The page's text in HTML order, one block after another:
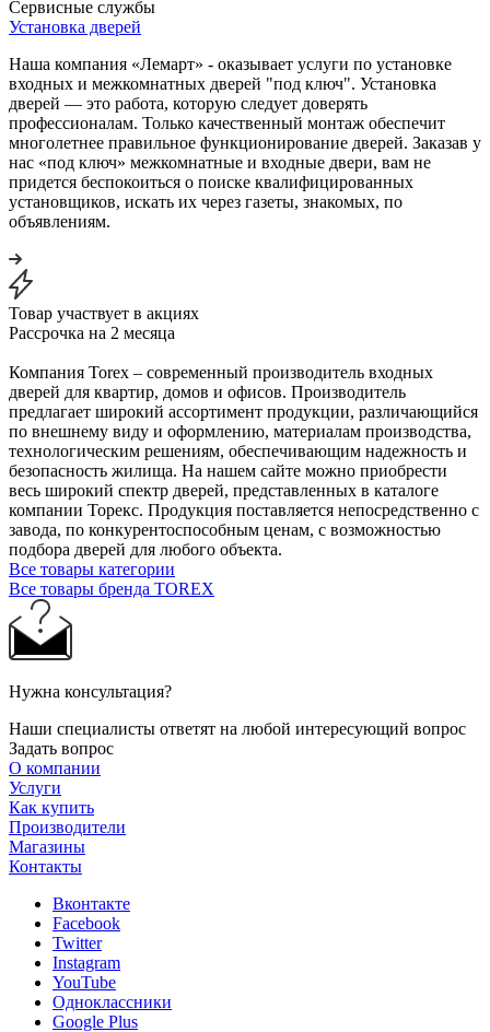
Сервисные службы
Установка дверей
Наша компания «Лемарт» - оказывает услуги по установке
входных и межкомнатных дверей "под ключ". Установка
дверей — это работа, которую следует доверять
профессионалам. Только качественный монтаж обеспечит
многолетнее правильное функционирование дверей. Заказав у
нас «под ключ» межкомнатные и входные двери, вам не
придется беспокоиться о поиске квалифицированных
установщиков, искать их через газеты, знакомых, по
объявлениям.
Товар участвует в акциях
Рассрочка на 2 месяца
Компания Torex – современный производитель входных
дверей для квартир, домов и офисов. Производитель
предлагает широкий ассортимент продукции, различающийся
по внешнему виду и оформлению, материалам производства,
технологическим решениям, обеспечивающим надежность и
безопасность жилища. На нашем сайте можно приобрести
весь широкий спектр дверей, представленных в каталоге
компании Торекс. Продукция поставляется непосредственно с
завода, по конкурентоспособным ценам, с возможностью
подбора дверей для любого объекта.
Все товары категории
Все товары бренда TOREX
Нужна консультация?
Наши специалисты ответят на любой интересующий вопрос
Задать вопрос
О компании
Услуги
Как купить
Производители
Магазины
Контакты
Вконтакте
Facebook
Twitter
Instagram
YouTube
Одноклассники
Google Plus